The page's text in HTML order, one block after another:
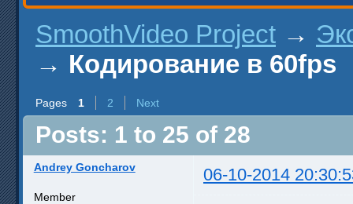
SmoothVideo Project →
→ Кодирование в 60fps
Pages 1 2 Next
Posts: 1 to 25 of 28
Andrey Goncharov 06-10-2014
Member